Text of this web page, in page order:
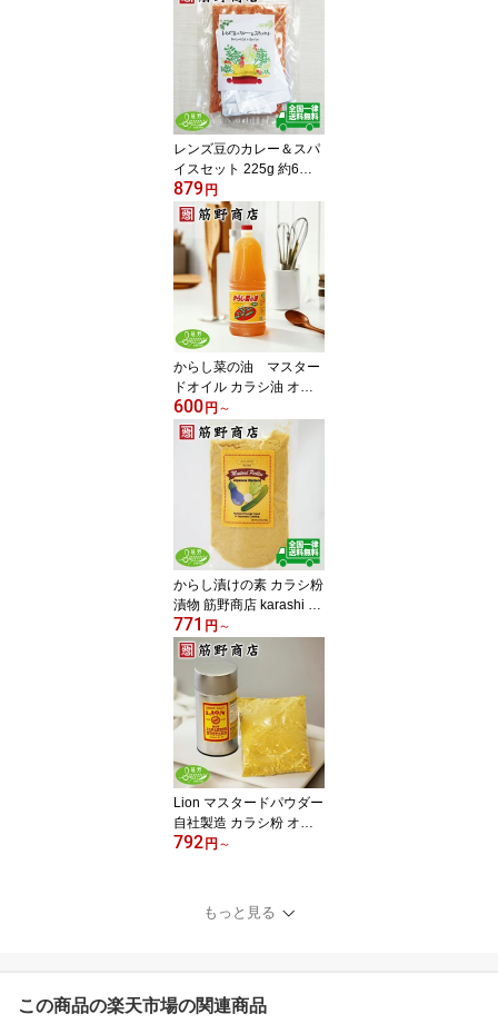
ken curry spice sujino
レンズ豆のカレー＆スパ
イスセット 225g 約6皿
分 エスニック食材 カレ
ー粉 送料無料 本格派
ダルカレー スパイスカレ
ー スパイス 香辛料 lentil
curry spice set sujino
879円
からし菜の油 マスター
ドオイル カラシ油 オリ
エンタルマスタードシー
ド スパイス 国産油 無添
加 無添加油 香辛料 業
務用香辛料 筋野商店 m
ustard oil spice sujino sp
ice curry
600円 ～
からし漬けの素 カラシ粉
漬物 筋野商店 karashi m
ustard pickles spice sujin
o
771 円 ～
Lion マスタードパウダー
自社製造 カラシ粉 オリ
エンタルマスタードシー
dseed powder spice suji
792円 ～
もっと見る
この商品の楽天市場の関連商品